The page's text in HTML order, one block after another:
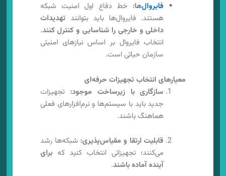
فایروال‌ها: خط دفاع اول امنیت شبکه
هستند. فایروال‌ها باید بتوانند تهدیدات
داخلی و خارجی را شناسایی و کنترل کنند.
انتخاب فایروال بر اساس نیازهای امنیتی
سازمان حیاتی است.
معیارهای انتخاب تجهیزات حرفه‌ای
سازگاری با زیرساخت موجود: تجهیزات
جدید باید با سیستم‌ها و نرم‌افزارهای فعلی
هماهنگ باشند.
قابلیت ارتقا و مقیاس‌پذیری: شبکه‌ها رشد
می‌کنند؛ تجهیزاتی انتخاب کنید کهبرای
آینده آماده باشند.